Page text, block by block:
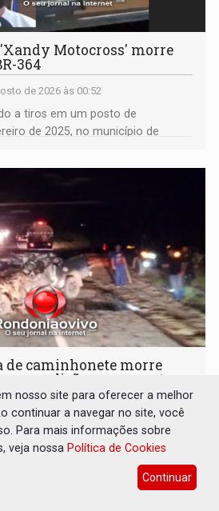
'Xandy Motocross' morre
364
de 2026 às 00:52
a tiros em um posto de
de 2025, no município de
de caminhonete morre
em colisão com carreta
de 2026 às 23:40
Polícia Rodoviária
nosso site para oferecer a melhor
continuar a navegar no site, você
Para mais informações sobre
veja nossa Política de Cookies
Continuar